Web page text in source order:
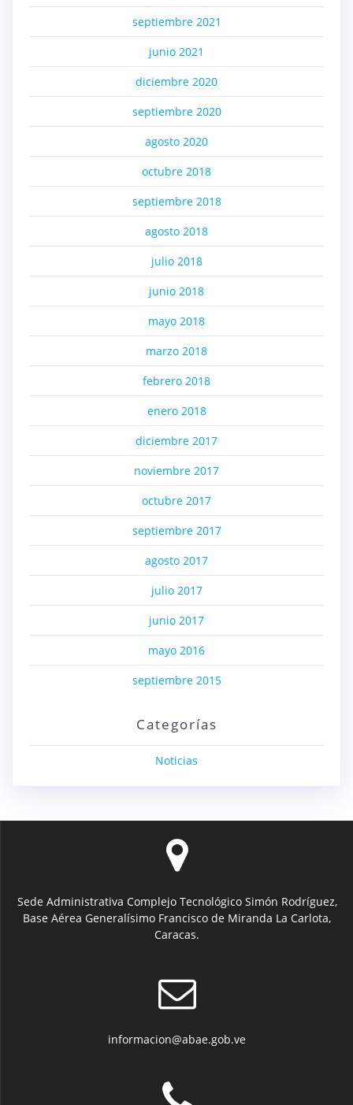
septiembre 2021
junio 2021
diciembre 2020
septiembre 2020
agosto 2020
octubre 2018
septiembre 2018
agosto 2018
julio 2018
junio 2018
mayo 2018
marzo 2018
febrero 2018
enero 2018
diciembre 2017
noviembre 2017
octubre 2017
septiembre 2017
agosto 2017
julio 2017
junio 2017
mayo 2016
septiembre 2015
Categorías
Noticias
Sede Administrativa Complejo Tecnológico Simón Rodríguez,
Base Aérea Generalísimo Francisco de Miranda La Carlota,
Caracas.
informacion@abae.gob.ve